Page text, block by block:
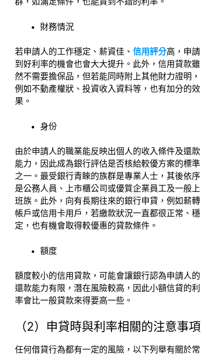
財務情況
若申請人的工作穩定、薪資佳、 信用評分高，申請
到好利率的機會也會大大提升。此外，信用貸款雖
然不需要擔保品，但若能同時附上其他財力證明，
例如不動產權狀、投資收入資料等，也有加分的效
果。
身份
由於申請人的職業能反映出個人的收入條件及還款
能力，因此成為銀行評估是否核給較優方案的標準
之一。最受銀行青睞的族群是專業人士，其後依序
是公務人員、上市櫃公司或優質企業員工及一般上
班族。此外，向有長期往來的銀行申貸，例如薪轉
帳戶或信用卡用戶，若繳款狀況一直都很正常、穩
定，也有機會取得較優惠的貸款條件。
額度
額度較小的信用貸款，可能會讓銀行認為申請人的
還款能力有限，潛在風險較高，因此小額信貸的利
率會比一般貸款來得要高一些。
（2）申貸時與利率相關的注意事項
任何借貸行為都有一定的風險，以下列舉有關於常